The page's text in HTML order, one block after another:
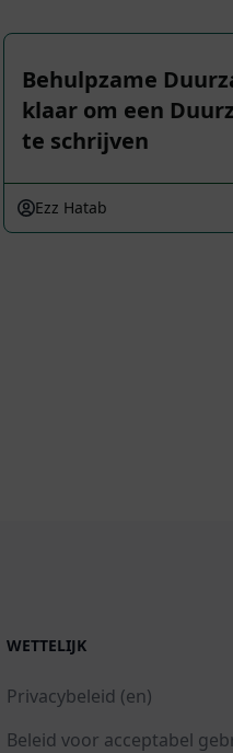
Behulpzame
klaar om een
te schrijven
Ezz Hatab
WETTELIJK
Privacybeleid (en)
Beleid voor acceptabel